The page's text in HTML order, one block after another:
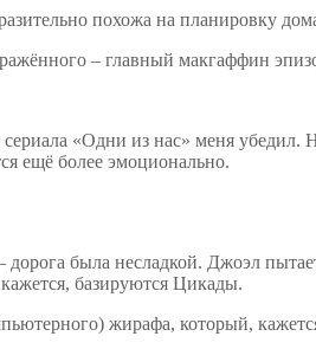
похожа на планировку
– главный макгаффин
«Одни из нас» меня
ещё более эмоционально.
была несладкой. Джоэл
базируются Цикады.
жирафа, который,